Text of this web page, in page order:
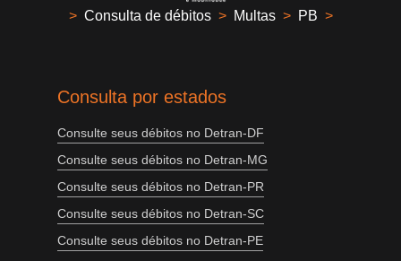
> Consulta de débitos > Multas > PB >
Consulta por estados
Consulte seus débitos no Detran-DF
Consulte seus débitos no Detran-MG
Consulte seus débitos no Detran-PR
Consulte seus débitos no Detran-SC
Consulte seus débitos no Detran-PE